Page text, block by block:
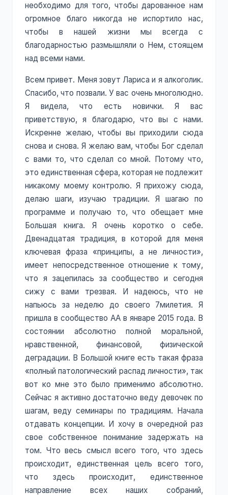
необходимо для того, чтобы дарованное нам
огромное благо никогда не испортило нас,
чтобы в нашей жизни мы всегда с
благодарностью размышляли о Нем, стоящем
над всеми нами.
Всем привет. Меня зовут Лариса и я алкоголик.
Спасибо, что позвали. У вас очень многолюдно.
Я видела, что есть новички. Я вас
приветствую, я благодарю, что вы с нами.
Искренне желаю, чтобы вы приходили сюда
снова и снова. Я желаю вам, чтобы Бог сделал
с вами то, что сделал со мной. Потому что,
это единственная сфера, которая не подлежит
никакому моему контролю. Я прихожу сюда,
делаю шаги, изучаю традиции. Я шагаю по
программе и получаю то, что обещает мне
Большая книга. Я очень коротко о себе.
Двенадцатая традиция, в которой для меня
ключевая фраза «принципы, а не личности»,
имеет непосредственное отношение к тому,
что я зацепилась за сообщество и сегодня
сижу с вами трезвая. И надеюсь, что не
напьюсь за неделю до своего 7милетия. Я
пришла в сообщество АА в январе 2015 года. В
состоянии абсолютно полной моральной,
нравственной, финансовой, физической
деградации. В Большой книге есть такая фраза
«полный патологический распад личности», так
вот ко мне это было применимо абсолютно.
Сейчас я активно достаточно веду девочек по
шагам, веду семинары по традициям. Начала
отдавать концепции. И хочу в очередной раз
свое собственное понимание задержать на
том. Что весь смысл всего того, что здесь
происходит, единственная цель всего того,
что здесь происходит, единственное
направление всех наших собраний,